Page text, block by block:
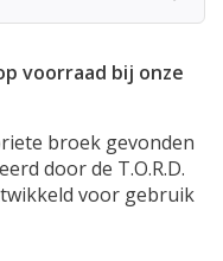
voorraad bij onze
broek gevonden
door de T.O.R.D.
voor gebruik